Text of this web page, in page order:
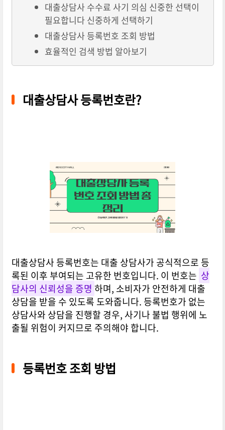
대출상담사 수수료 사기 의심 신중한 선택이
필요합니다 신중하게 선택하기
대출상담사 등록번호 조회 방법
효율적인 검색 방법 알아보기
대출상담사 등록번호란?
대출상담사 등록번호는 대출 상담사가 공식적으로 등
록된 이후 부여되는 고유한 번호입니다. 이 번호는 상
담사의 신뢰성을 증명 하며, 소비자가 안전하게 대출
상담을 받을 수 있도록 도와줍니다. 등록번호가 없는
상담사와 상담을 진행할 경우, 사기나 불법 행위에 노
출될 위험이 커지므로 주의해야 합니다.
등록번호 조회 방법